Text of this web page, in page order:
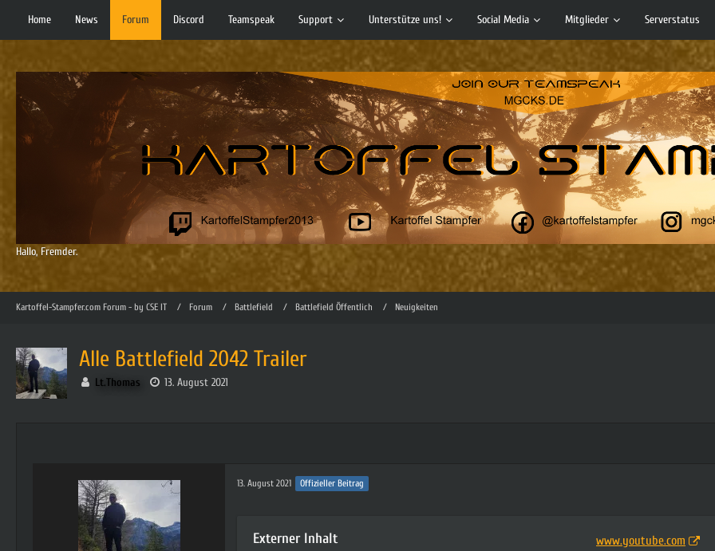
Home News Forum Discord Teamspeak Support Unterstütze uns! Social Media Mitglieder Serverstatus
Hallo, Fremder.
Kartoffel-Stampfer.com Forum - by CSE IT Forum Battlefield Battlefield Öffentlich Neuigkeiten
Alle Battlefield 2042 Trailer
Lt.Thomas 13. August 2021
13. August 2021 Offizieller Beitrag
Externer Inhalt
www.youtube.com